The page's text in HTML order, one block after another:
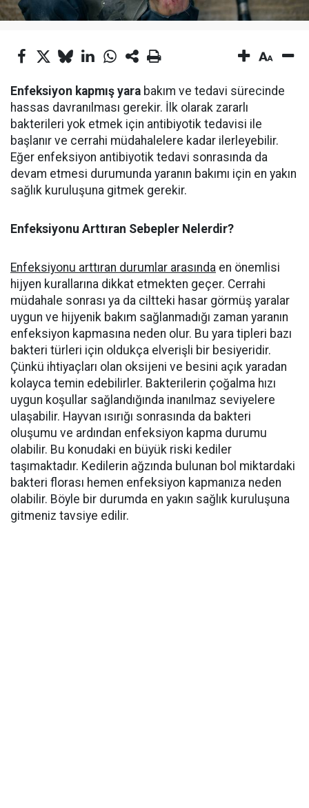
Enfeksiyon kapmış yara bakım ve tedavi sürecinde
hassas davranılması gerekir. İlk olarak zararlı
bakterileri yok etmek için antibiyotik tedavisi ile
başlanır ve cerrahi müdahalelere kadar ilerleyebilir.
Eğer enfeksiyon antibiyotik tedavi sonrasında da
devam etmesi durumunda yaranın bakımı için en yakın
sağlık kuruluşuna gitmek gerekir.
Enfeksiyonu Arttıran Sebepler Nelerdir?
Enfeksiyonu arttıran durumlar arasında en önemlisi
hijyen kurallarına dikkat etmekten geçer. Cerrahi
müdahale sonrası ya da ciltteki hasar görmüş yaralar
uygun ve hijyenik bakım sağlanmadığı zaman yaranın
enfeksiyon kapmasına neden olur. Bu yara tipleri bazı
bakteri türleri için oldukça elverişli bir besiyeridir.
Çünkü ihtiyaçları olan oksijeni ve besini açık yaradan
kolayca temin edebilirler. Bakterilerin çoğalma hızı
uygun koşullar sağlandığında inanılmaz seviyelere
ulaşabilir. Hayvan ısırığı sonrasında da bakteri
oluşumu ve ardından enfeksiyon kapma durumu
olabilir. Bu konudaki en büyük riski kediler
taşımaktadır. Kedilerin ağzında bulunan bol miktardaki
bakteri florası hemen enfeksiyon kapmanıza neden
olabilir. Böyle bir durumda en yakın sağlık kuruluşuna
gitmeniz tavsiye edilir.